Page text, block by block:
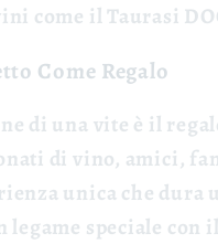
come il Taurasi
Come Regalo
di una vite è il
di vino, amici,
unica che dura
legame speciale